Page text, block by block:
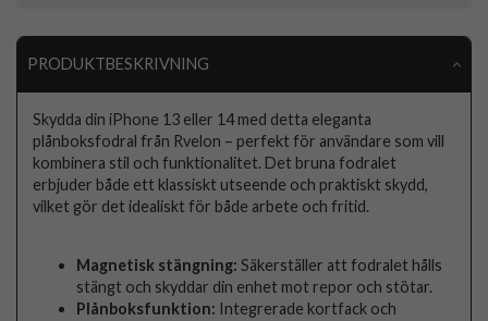
PRODUKTBESKRIVNING
Skydda din iPhone 13 eller 14 med detta eleganta
plånboksfodral från Rvelon – perfekt för användare som vill
kombinera stil och funktionalitet. Det bruna fodralet
erbjuder både ett klassiskt utseende och praktiskt skydd,
vilket gör det idealiskt för både arbete och fritid.
Magnetisk stängning: Säkerställer att fodralet hålls
stängt och skyddar din enhet mot repor och stötar.
Plånboksfunktion: Integrerade kortfack och